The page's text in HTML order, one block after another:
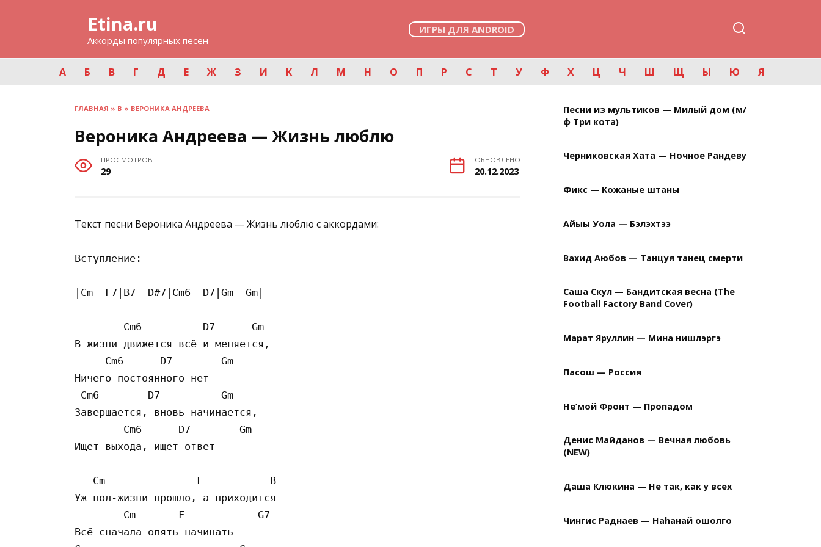
Etina.ru
Аккорды популярных песен
ИГРЫ ДЛЯ ANDROID
А Б В Г Д Е Ж З И К Л М Н О П Р С Т У Ф Х Ц Ч Ш Щ Ы Ю Я
ГЛАВНАЯ » В » ВЕРОНИКА АНДРЕЕВА
Вероника Андреева — Жизнь люблю
ПРОСМОТРОВ
29
ОБНОВЛЕНО
20.12.2023
Текст песни Вероника Андреева — Жизнь люблю с аккордами:
Вступление:
|Cm  F7|B7  D#7|Cm6  D7|Gm  Gm|
        Cm6          D7      Gm
В жизни движется всё и меняется,
     Cm6      D7        Gm
Ничего постоянного нет
Cm6        D7          Gm
Завершается, вновь начинается,
        Cm6      D7        Gm
Ищет выхода, ищет ответ
   Cm               F           B
Уж пол-жизни прошло, а приходится
        Cm       F            G7
Всё сначала опять начинать
Песни из мультиков — Милый дом (м/
ф Три кота)
Черниковская Хата — Ночное Рандеву
Фикс — Кожаные штаны
Айыы Уола — Бэлэхтээ
Вахид Аюбов — Танцуя танец смерти
Саша Скул — Бандитская весна (The
Football Factory Band Cover)
Марат Яруллин — Мина нишлэргэ
Пасош — Россия
Не’мой Фронт — Пропадом
Денис Майданов — Вечная любовь
(NEW)
Даша Клюкина — Не так, как у всех
Чингис Раднаев — Наhанай ошолго